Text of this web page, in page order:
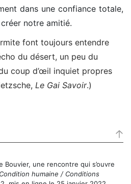
dans une confiance totale,
notre amitié.
font toujours entendre
du désert, un peu du
coup d’œil inquiet propres
Le Gai Savoir.)
Bouvier, une rencontre qui s’ouvre
Condition humaine / Conditions